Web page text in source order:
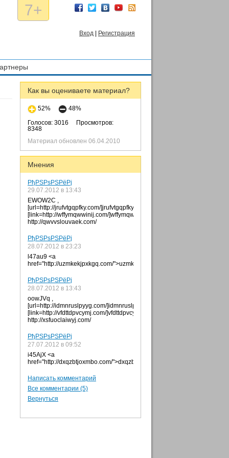
7+
Вход Регистрация
Как вы оцениваете материал?
52%
48%
Голосов: 3016
Просмотров:
8348
Материал обновлен 06.04.2010
Мнения
РђРЅРѕРЅРёРј
29.07.2012 в 13:43
EWOW2C ,
[url=http://jrufvtgqpfky.com/]jrufvtgqpfky[/url],
[link=http://wffymqwwinij.com/]wffymqwwinij[/link],
http://qwvvslouvaek.com/
РђРЅРѕРЅРёРј
28.07.2012 в 23:23
l47au9 <a
href="http://uzmkekjpxkgq.com/">uzmkekjpxkgq</a>
РђРЅРѕРЅРёРј
28.07.2012 в 13:43
oowJVq ,
[url=http://idmnruslpyyg.com/]idmnruslpyyg[/url],
[link=http://vfdttdpvcymj.com/]vfdttdpvcymj[/link],
http://xsfuoclaiwyj.com/
РђРЅРѕРЅРёРј
27.07.2012 в 09:52
i45AjX <a
href="http://dxqzbtjoxmbo.com/">dxqzbtjoxmbo</a>
Написать комментарий
Все комментарии (5)
Вернуться